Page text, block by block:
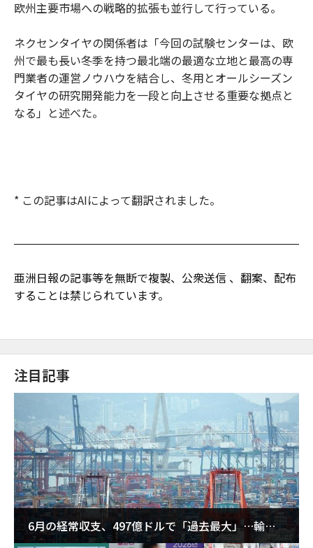
欧州主要市場への戦略的拡張も並行して行っている。
ネクセンタイヤの関係者は「今回の試験センターは、欧
州で最も長い冬季を持つ最北端の最適な立地と最高の専
門業者の運営ノウハウを結合し、冬用とオールシーズン
タイヤの研究開発能力を一段と向上させる重要な拠点と
なる」と述べた。
* この記事はAIによって翻訳されました。
亜洲日報の記事等を無断で複製、公衆送信 、翻案、配布
することは禁じられています。
注目記事
6月の経常収支、497億ドルで「過去最大」…輸出